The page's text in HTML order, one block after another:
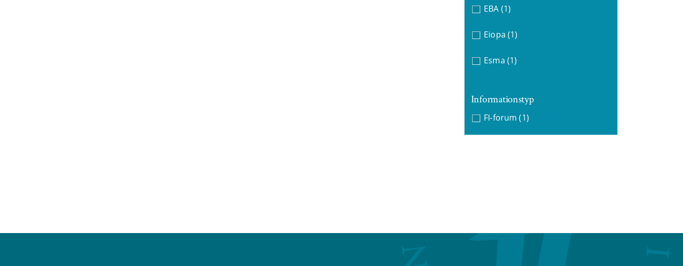
EBA (1)
Eiopa (1)
Esma (1)
Informationstyp
FI-forum (1)